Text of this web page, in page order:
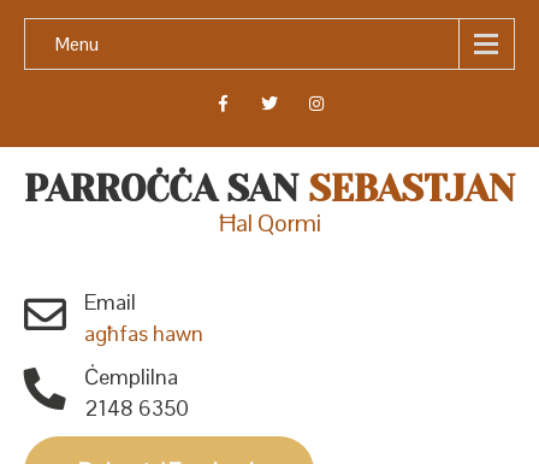
Menu
PARROĊĊA SAN SEBASTJAN
Ħal Qormi
Email
agħfas hawn
Ċemplilna
2148 6350